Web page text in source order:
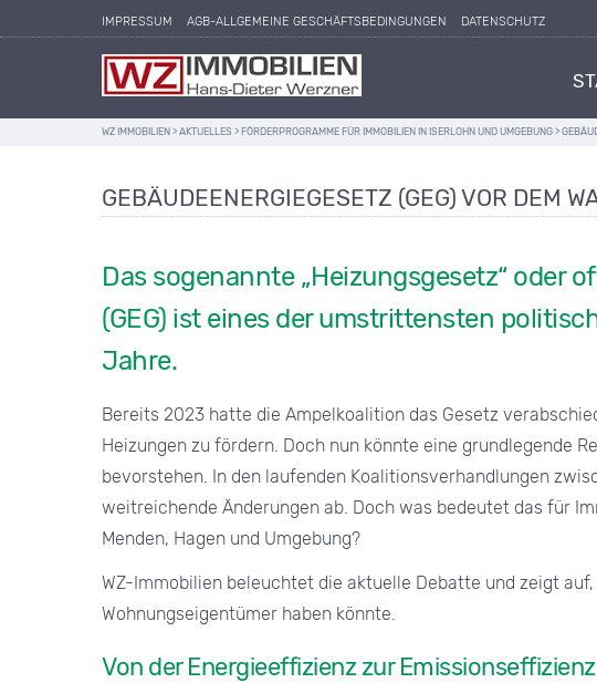
IMPRESSUM AGB-ALLGEMEINE GESCHÄFTSBEDINGUNGEN DATENSCHUTZ
WZ IMMOBILIEN > AKTUELLES > FÖRDERPROGRAMME FÜR IMMOBILIEN IN ISERLOHN UND UMGEBUNG >
GEBÄUDEENERGIEGESETZ (GEG) VOR DEM
Das sogenannte „Heizungsgesetz“ oder
(GEG) ist eines der umstrittensten
Jahre.
Bereits 2023 hatte die Ampelkoalition das Gesetz
Heizungen zu fördern. Doch nun könnte eine grundlegende
bevorstehen. In den laufenden Koalitionsverhandlungen
weitreichende Änderungen ab. Doch was bedeutet das für
Menden, Hagen und Umgebung?
WZ-Immobilien beleuchtet die aktuelle Debatte und zeigt
Wohnungseigentümer haben könnte.
Von der Energieeffizienz zur Emissionseffizienz